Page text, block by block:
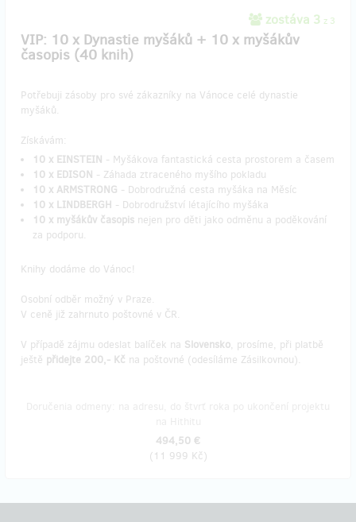
zostáva 3 z 3
VIP: 10 x Dynastie myšáků + 10 x myšákův
časopis (40 knih)
Potřebuji zásoby pro své zákazníky na Vánoce celé dynastie
myšáků.
Získávám:
10 x EINSTEIN - Myšákova fantastická cesta prostorem a časem
10 x EDISON - Záhada ztraceného myšího pokladu
10 x ARMSTRONG - Dobrodružná cesta myšáka na Měsíc
10 x LINDBERGH - Dobrodružství létajícího myšáka
10 x myšákův časopis nejen pro děti jako odměnu a poděkování
za podporu.
Knihy dodáme do Vánoc!
Osobní odběr možný v Praze.
V ceně již zahrnuto poštovné v ČR.
V případě zájmu odeslat balíček na Slovensko, prosíme, při platbě
ještě přidejte 200,- Kč na poštovné (odesíláme Zásilkovnou).
494,50 €
(11 999 Kč)